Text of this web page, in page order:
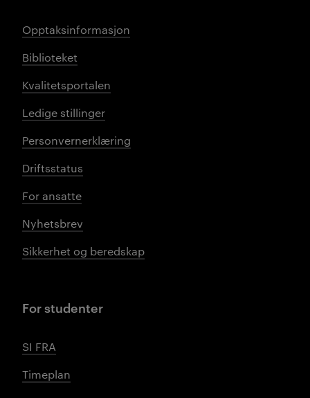
Opptaksinformasjon
Biblioteket
Kvalitetsportalen
Ledige stillinger
Personvernerklæring
Driftsstatus
For ansatte
Nyhetsbrev
Sikkerhet og beredskap
For studenter
SI FRA
Timeplan